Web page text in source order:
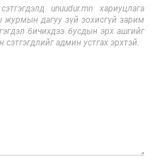
unuudur.mn хариуцлага
дагуу зүй зохисгүй зарим
бичихдээ бусдын эрх ашгийг
админ устгах эрхтэй.